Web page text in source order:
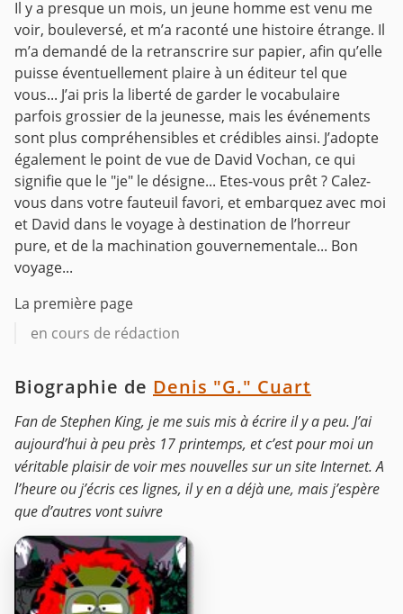
Il y a presque un mois, un jeune homme est venu me
voir, bouleversé, et m’a raconté une histoire étrange. Il
m’a demandé de la retranscrire sur papier, afin qu’elle
puisse éventuellement plaire à un éditeur tel que
vous... J’ai pris la liberté de garder le vocabulaire
parfois grossier de la jeunesse, mais les événements
sont plus compréhensibles et crédibles ainsi. J’adopte
également le point de vue de David Vochan, ce qui
signifie que le "je" le désigne... Etes-vous prêt ? Calez-
vous dans votre fauteuil favori, et embarquez avec moi
et David dans le voyage à destination de l’horreur
pure, et de la machination gouvernementale... Bon
voyage...
La première page
en cours de rédaction
Biographie de Denis "G." Cuart
Fan de Stephen King, je me suis mis à écrire il y a peu. J’ai
aujourd’hui à peu près 17 printemps, et c’est pour moi un
véritable plaisir de voir mes nouvelles sur un site Internet. A
l’heure ou j’écris ces lignes, il y en a déjà une, mais j’espère
que d’autres vont suivre